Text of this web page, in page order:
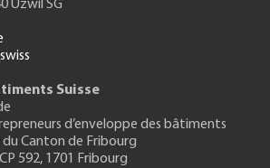
Uzwil SG
Suisse
d’enveloppe des bâtiments
Canton de Fribourg
592, 1701 Fribourg